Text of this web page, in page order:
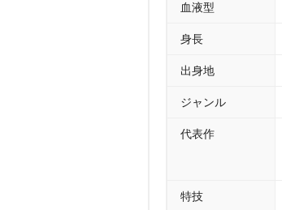
血液型
身長
出身地
ジャンル
代表作
特技